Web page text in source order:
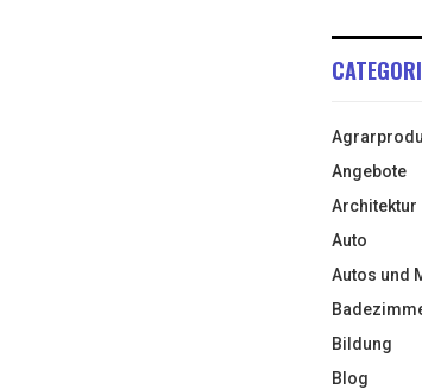
Angebote
Architektur
Auto
Autos und
Bildung
Blog